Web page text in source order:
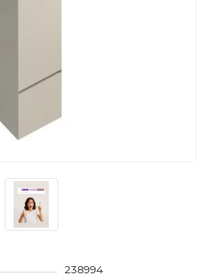
238994